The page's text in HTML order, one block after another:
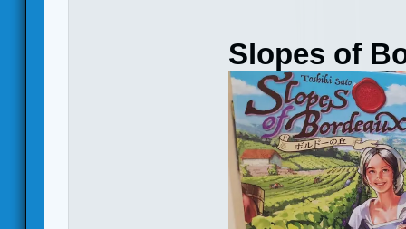
Slopes of